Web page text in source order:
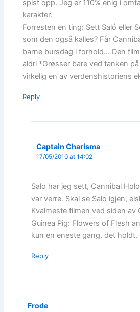
spist opp. Jeg er 110% enig i
karakter.
Forresten en ting: Sett Saló eller
som den også kalles? Får
barne bursdag i forhold… Den
aldri *Grøsser bare ved tanken
virkelig en av verdenshistoriens
Reply
Captain Charisma
17/05/2010 at 14:02
Salo har jeg sett, Cannibal
var verre. Skal se Salo igjen,
Kvalmeste filmen ved siden av
Guinea Pig: Flowers of Flesh
kun en eneste gang, det holdt.
Reply
Frode